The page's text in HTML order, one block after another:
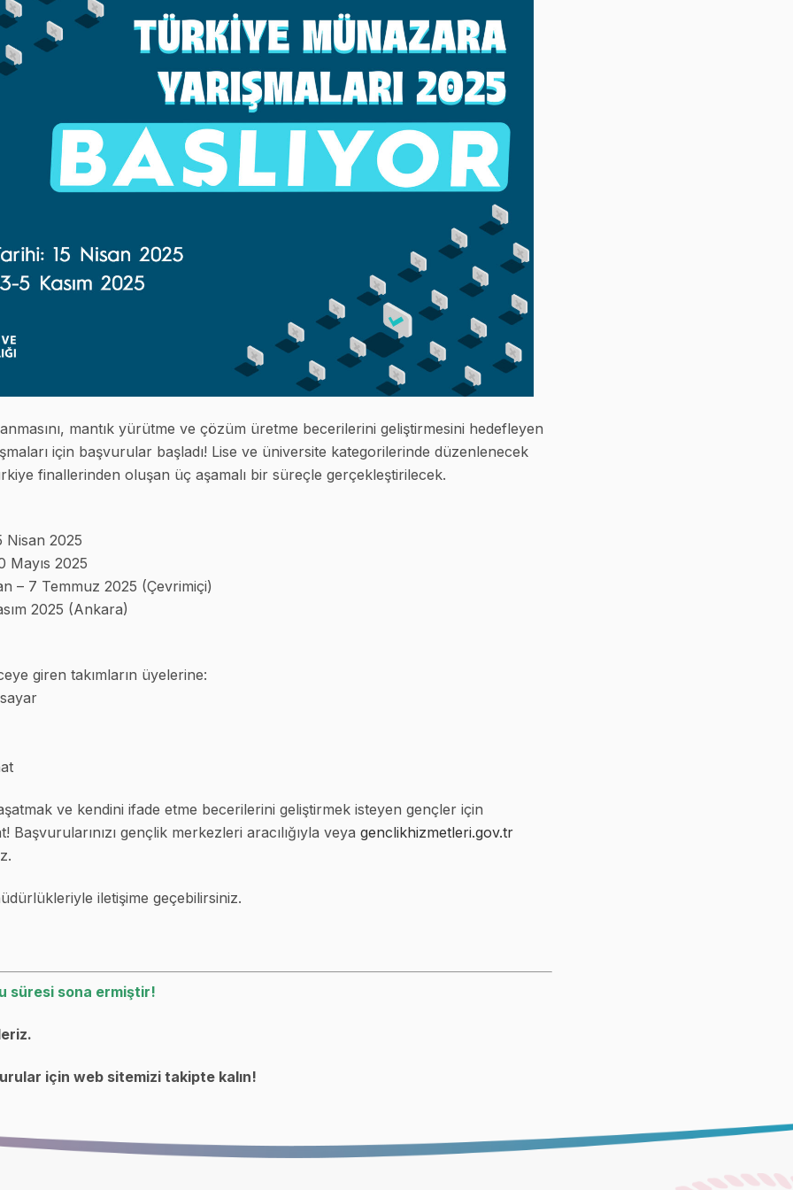
mantık yürütme ve çözüm üretme becerilerini geliştirmesini hedefleyen
için başvurular başladı! Lise ve üniversite kategorilerinde düzenlenecek
finallerinden oluşan üç aşamalı bir süreçle gerçekleştirilecek.
2025
Mayıs 2025
– 7 Temmuz 2025 (Çevrimiçi)
2025 (Ankara)
giren takımların üyelerine:
ve kendini ifade etme becerilerini geliştirmek isteyen gençler için
Başvurularınızı gençlik merkezleri aracılığıyla veya genclikhizmetleri.gov.tr
iletişime geçebilirsiniz.
süresi sona ermiştir!
için web sitemizi takipte kalın!